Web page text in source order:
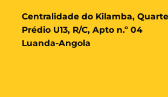
Centralidade do Kilamba,
Prédio U13, R/C, Apto n.º 04
Luanda-Angola